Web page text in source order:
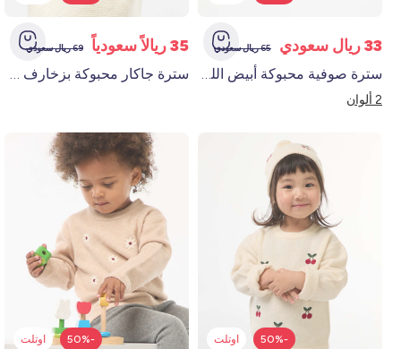
33 ريال سعودي 65 ريال سعودي
2 ألوان
35 ريالاً سعودياً 69 ريال سعودي
-50% اوتلت -50% اوتلت